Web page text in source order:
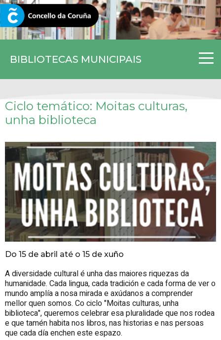
BIBLIOTECAS MUNICIPAIS
CORUNA.GAL
Ciclo temático: Moitas culturas,
unha biblioteca
Do 15 de abril até o 15 de xuño
A diversidade cultural é unha das maiores riquezas da
humanidade. Cada lingua, cada tradición e cada forma de ver o
mundo amplía a nosa mirada e axúdanos a comprender
mellor quen somos. Co ciclo "Moitas culturas, unha
biblioteca", queremos celebrar esa pluralidade que nos rodea
e que tamén habita nos libros, nas historias e nas persoas
que cada día enchen este espazo.